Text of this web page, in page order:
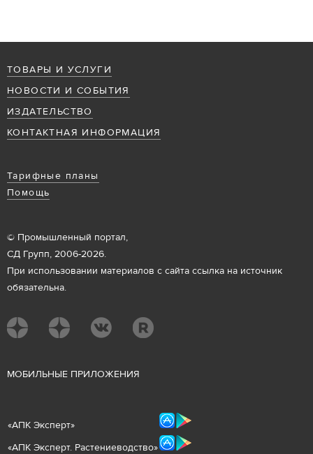
ТОВАРЫ И УСЛУГИ
НОВОСТИ И СОБЫТИЯ
ИЗДАТЕЛЬСТВО
КОНТАКТНАЯ ИНФОРМАЦИЯ
Тарифные планы
Помощь
© Промышленный портал,
СД Групп, 2006-2026.
При использовании материалов с сайта ссылка на источник
обязательна.
МОБИЛЬНЫЕ ПРИЛОЖЕНИЯ
«АПК Эксперт»
«АПК Эксперт. Растениеводство»